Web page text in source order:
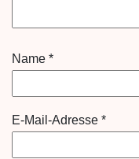
Name *
E-Mail-Adresse *